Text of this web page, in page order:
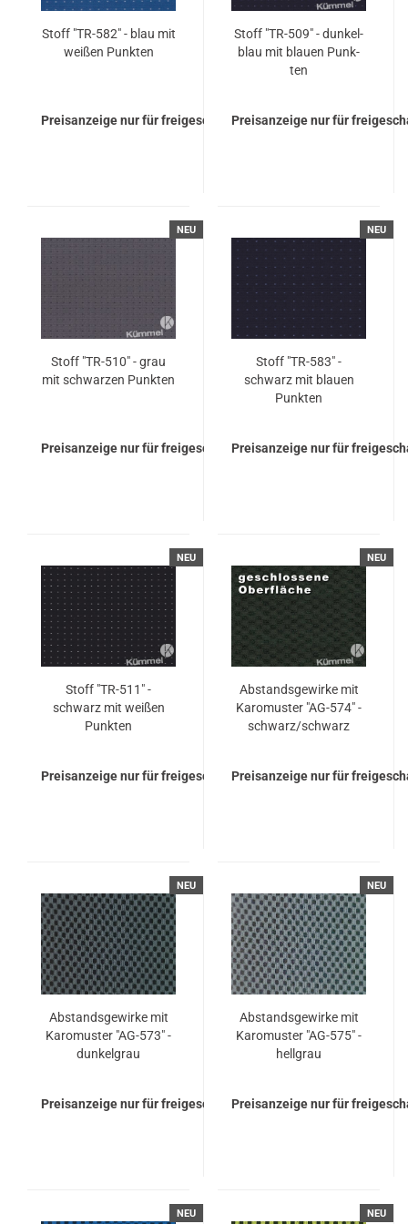
Stoff "TR-​582" - blau mit
wei­ßen Punk­ten
Preisanzeige nur für freigeschaltete Kunden
Stoff "TR-​509" - dun­kel­
blau mit blau­en Punk­
ten
Preisanzeige nur für
NEU
Stoff "TR-​510" - grau
mit schwar­zen Punk­ten
Preisanzeige nur für freigeschaltete Kunden
NEU
Stoff "TR-​583" -
schwarz mit blau­en
Punk­ten
Preisanzeige nur für
NEU
Stoff "TR-​511" -
schwarz mit wei­ßen
Punk­ten
Preisanzeige nur für freigeschaltete Kunden
NEU
Ab­stands­ge­wir­ke mit
Ka­ro­mus­ter "AG-​574" -
schwarz/schwarz
Preisanzeige nur für
NEU
Ab­stands­ge­wir­ke mit
Ka­ro­mus­ter "AG-​573" -
dun­kel­grau
Preisanzeige nur für freigeschaltete Kunden
NEU
Ab­stands­ge­wir­ke mit
Ka­ro­mus­ter "AG-​575" -
hell­grau
Preisanzeige nur für
NEU NEU